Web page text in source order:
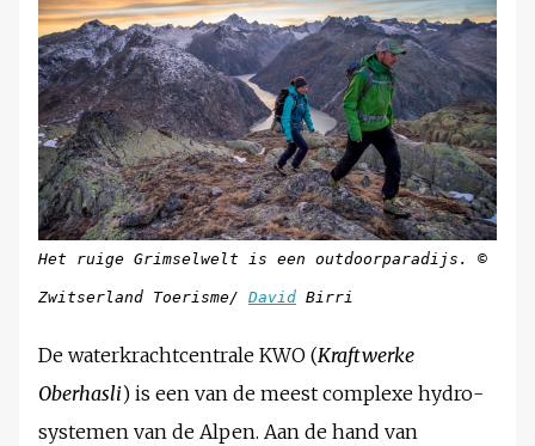
Het ruige Grimselwelt is een outdoorparadijs. ©
Zwitserland Toerisme/ David Birri
De waterkrachtcentrale KWO (Kraftwerke
Oberhasli) is een van de meest complexe hydro-
systemen van de Alpen. Aan de hand van